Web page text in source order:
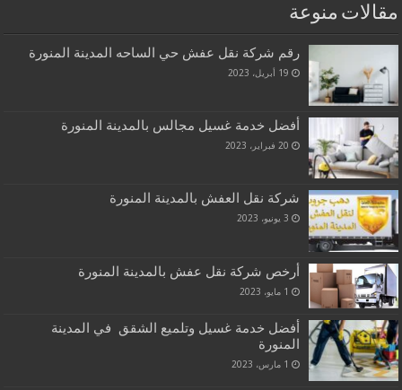
مقالات منوعة
رقم شركة نقل عفش حي الساحه المدينة المنورة
19 أبريل، 2023
أفضل خدمة غسيل مجالس بالمدينة المنورة
20 فبراير، 2023
شركة نقل العفش بالمدينة المنورة
3 يونيو، 2023
أرخص شركة نقل عفش بالمدينة المنورة
1 مايو، 2023
أفضل خدمة غسيل وتلميع الشقق في المدينة
المنورة
1 مارس، 2023